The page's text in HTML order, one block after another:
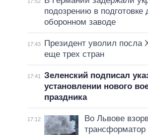
подозрению в подготовке
оборонном заводе
17:43
Президент уволил посла
еще трех стран
17:41
Зеленский подписал
установлении нового
праздника
17:12
Во Львове
трансформатор